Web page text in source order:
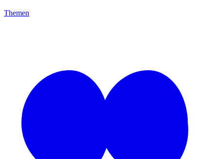
Themen